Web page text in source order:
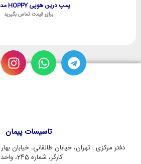
پمپ درین هوپی HOPPY مدل PE
برای قیمت تماس بگیرید
تاسیسات پیمان
دفتر مرکزی : تهران، خیابان طالقانی، خیابان
کارگر، شماره 245، واحد 6